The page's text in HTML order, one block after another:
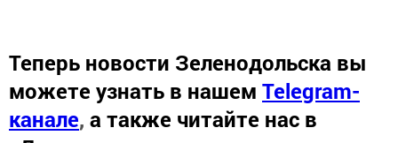
Теперь новости Зеленодольска вы
можете узнать в нашем Telegram-
канале, а также читайте нас в